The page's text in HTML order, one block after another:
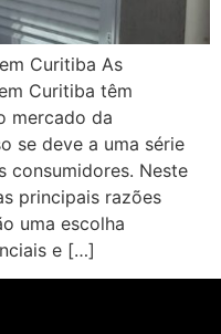
Curitiba As
Curitiba têm
mercado da
se deve a uma série
consumidores. Neste
principais razões
uma escolha
e […]